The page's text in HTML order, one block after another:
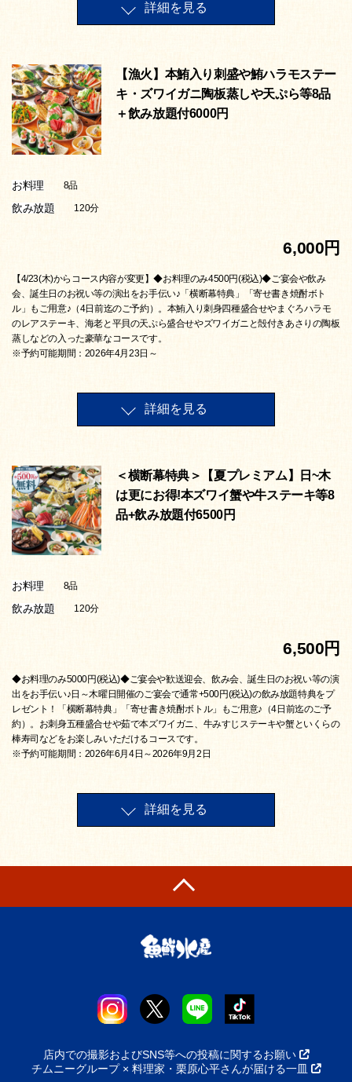
詳細を見る
【漁火】本鮪入り刺盛や鮪ハラモステー
キ・ズワイガニ陶板蒸しや天ぷら等8品
＋飲み放題付6000円
お料理 8品
飲み放題 120分
6,000円
【4/23(木)からコース内容が変更】◆お料理のみ4500円(税込)◆ご宴会や飲み
会、誕生日のお祝い等の演出をお手伝い♪「横断幕特典」「寄せ書き焼酎ボト
ル」もご用意♪（4日前迄のご予約）。本鮪入り刺身四種盛合せやまぐろハラモ
のレアステーキ、海老と平貝の天ぷら盛合せやズワイガニと殻付きあさりの陶板
蒸しなどの入った豪華なコースです。
※予約可能期間：2026年4月23日～
詳細を見る
＜横断幕特典＞【夏プレミアム】日~木
は更にお得!本ズワイ蟹や牛ステーキ等8
品+飲み放題付6500円
お料理 8品
飲み放題 120分
6,500円
◆お料理のみ5000円(税込)◆ご宴会や歓送迎会、飲み会、誕生日のお祝い等の演
出をお手伝い♪日～木曜日開催のご宴会で通常+500円(税込)の飲み放題特典をプ
レゼント！「横断幕特典」「寄せ書き焼酎ボトル」もご用意♪（4日前迄のご予
約）。お刺身五種盛合せや茹で本ズワイガニ、牛みすじステーキや蟹といくらの
棒寿司などをお楽しみいただけるコースです。
※予約可能期間：2026年6月4日～2026年9月2日
詳細を見る
店内での撮影およびSNS等への投稿に関するお願い
チムニーグループ × 料理家・栗原心平さんが届ける一皿